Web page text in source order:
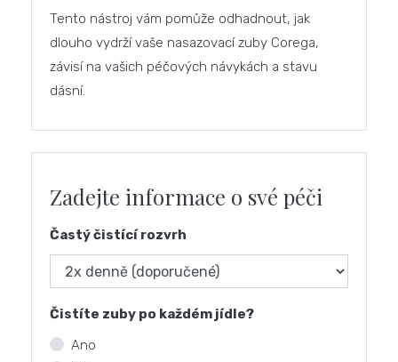
Tento nástroj vám pomůže odhadnout, jak
dlouho vydrží vaše nasazovací zuby Corega,
závisí na vašich péčových návykách a stavu
dásní.
Zadejte informace o své péči
Častý čistící rozvrh
Čistíte zuby po každém jídle?
Ano